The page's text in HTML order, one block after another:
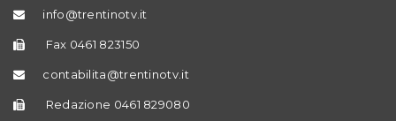
info@trentinotv.it
Fax 0461 823150
contabilita@trentinotv.it
Redazione 0461 829080